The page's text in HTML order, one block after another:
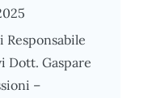
Gaspare
–